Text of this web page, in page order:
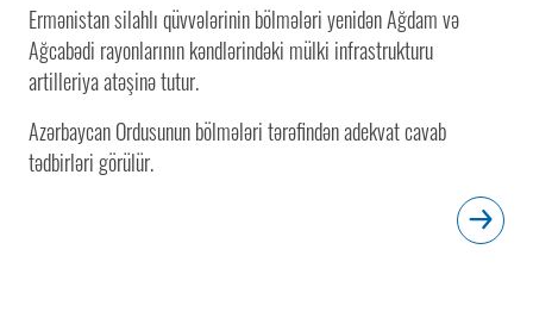
Ermənistan silahlı qüvvələrinin bölmələri yenidən Ağdam və
Ağcabədi rayonlarının kəndlərindəki mülki infrastrukturu
artilleriya atəşinə tutur.
Azərbaycan Ordusunun bölmələri tərəfindən adekvat cavab
tədbirləri görülür.